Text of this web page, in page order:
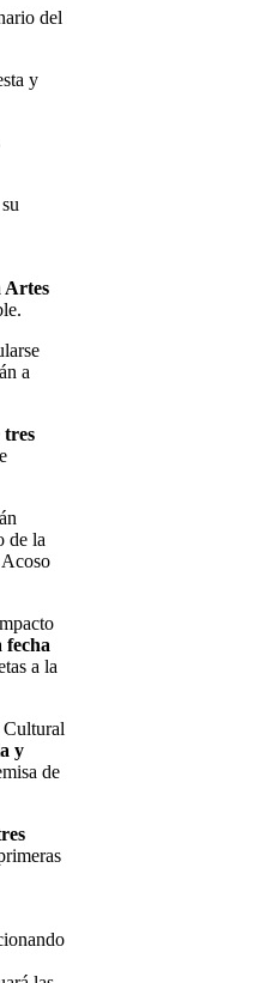
del
y
Artes
a
tres
de la
fecha
a la
Cultural
y
de